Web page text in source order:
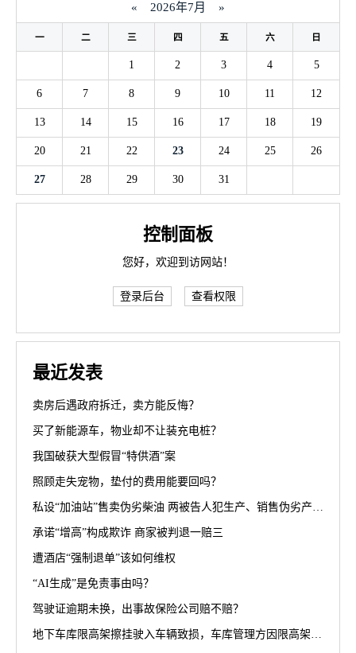
« 2026年7月 »
一 二 三 四 五 六 日
1 2 3 4 5
6 7 8 9 10 11 12
13 14 15 16 17 18 19
20 21 22 23 24 25 26
27 28 29 30 31
控制面板
您好，欢迎到访网站！
登录后台 查看权限
最近发表
卖房后遇政府拆迁，卖方能反悔？
买了新能源车，物业却不让装充电桩？
我国破获大型假冒“特供酒”案
照顾走失宠物，垫付的费用能要回吗？
私设“加油站”售卖伪劣柴油 两被告人犯生产、销售伪劣产品罪获刑罚
承诺“增高”构成欺诈 商家被判退一赔三
遭酒店“强制退单”该如何维权
“AI生成”是免责事由吗？
驾驶证逾期未换，出事故保险公司赔不赔？
地下车库限高架擦挂驶入车辆致损，车库管理方因限高架设置高度不符合规范被判担责70%